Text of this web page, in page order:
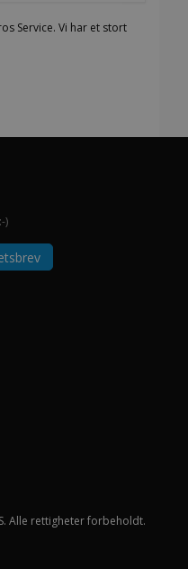
Service. Vi har et stort
)
Alle rettigheter forbeholdt.